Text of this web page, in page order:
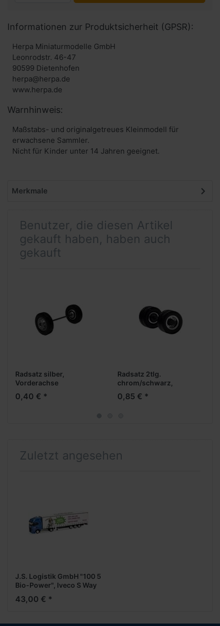
Informationen zur Produktsicherheit (GPSR):
Herpa Miniaturmodelle GmbH
Leonrodstr. 46-47
90599 Dietenhofen
herpa@herpa.de
www.herpa.de
Warnhinweis:
Maßstabs- und originalgetreues Kleinmodell für
erwachsene Sammler.
Nicht für Kinder unter 14 Jahren geeignet.
Merkmale
Benutzer, die diesen Artikel
gekauft haben, haben auch
gekauft
Radsatz silber,
Vorderachse
0,40 € *
Radsatz 2tlg.
chrom/schwarz,
Antriebsachse
0,85 € *
Zuletzt angesehen
J.S. Logistik GmbH "100 5
Bio-Power", Iveco S Way
GardPlAufl.
43,00 € *